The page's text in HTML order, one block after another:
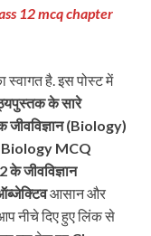
12 mcq chapter
है. इस पोस्ट में
के सारे
जीवविज्ञान (Biology)
MCQ
केजीवविज्ञान
आसान और
नीचे दिए हुए लिंक से